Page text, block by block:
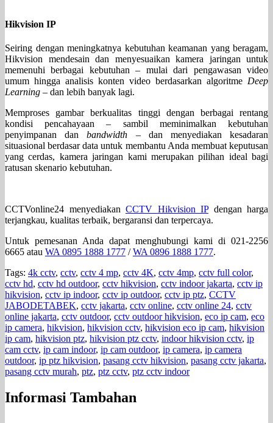
Hikvision IP
Seiring dengan meningkatnya kebutuhan keamanan yang beragam,
Hikvision mendesain dan menyesuaikan kamera jaringan untuk
memenuhi berbagai kebutuhan – mulai dari pengawasan video
umum hingga analisis konten video berdasarkan algoritme Deep
Learning – dan lebih banyak lagi.
Memproses gambar berkualitas tinggi dengan berbagai rentang
kondisi pencahayaan – sambil meminimalkan kebutuhan
penyimpanan danbandwidth – dan menyediakan kesadaran
situasional berdasar data untuk membantu Anda membuat keputusan
yang cerdas, kamera jaringan kami merupakan pilihan ideal bagi
ratusan skenario kebutuhan.
CCTVonline24 menyediakan CCTV Hikvision IPdengan harga
terjangkau, kualitas terbaik, bergaransi dan terpercaya.
Untuk pemesanan Anda dapat menghubungi kami di 021-2256
6665 atau WA 0895 1888 1777 /WA 0896 1888 1777.
Tags: 4k cctv, cctv, cctv 4 mp, cctv 4K, cctv 4mp, cctv full color,
cctv hd, cctv hd outdoor, cctv hikvision, cctv indoor jakarta, cctv ip
hikvision, cctv ip indoor, cctv ip outdoor, cctv ip ptz, CCTV
JABODETABEK, cctv jakarta, cctv online, cctv online 24, cctv
online jakarta, cctv outdoor, cctv outdoor hikvision, eco ip cam, eco
ip camera, hikvision, hikvision cctv, hikvision eco ip cam, hikvision
ip cam, hikvision ptz, hikvision ptz cctv, indoor hikvision cctv, ip
cam cctv, ip cam indoor, ip cam outdoor, ip camera, ip camera
outdoor, ip ptz hikvision, pasang cctv hikvision, pasang cctv jakarta,
pasang cctv murah, ptz, ptz cctv, ptz cctv indoor
Informasi Tambahan